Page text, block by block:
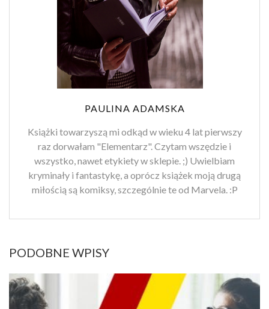
PAULINA ADAMSKA
Książki towarzyszą mi odkąd w wieku 4 lat pierwszy
raz dorwałam "Elementarz". Czytam wszędzie i
wszystko, nawet etykiety w sklepie. ;) Uwielbiam
kryminały i fantastykę, a oprócz książek moją drugą
miłością są komiksy, szczególnie te od Marvela. :P
PODOBNE WPISY